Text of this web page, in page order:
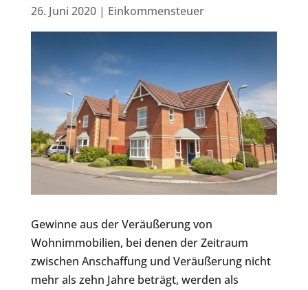
26. Juni 2020| Einkommensteuer
Gewinne aus der Veräußerung von
Wohnimmobilien, bei denen der Zeitraum
zwischen Anschaffung und Veräußerung nicht
mehr als zehn Jahre beträgt, werden als